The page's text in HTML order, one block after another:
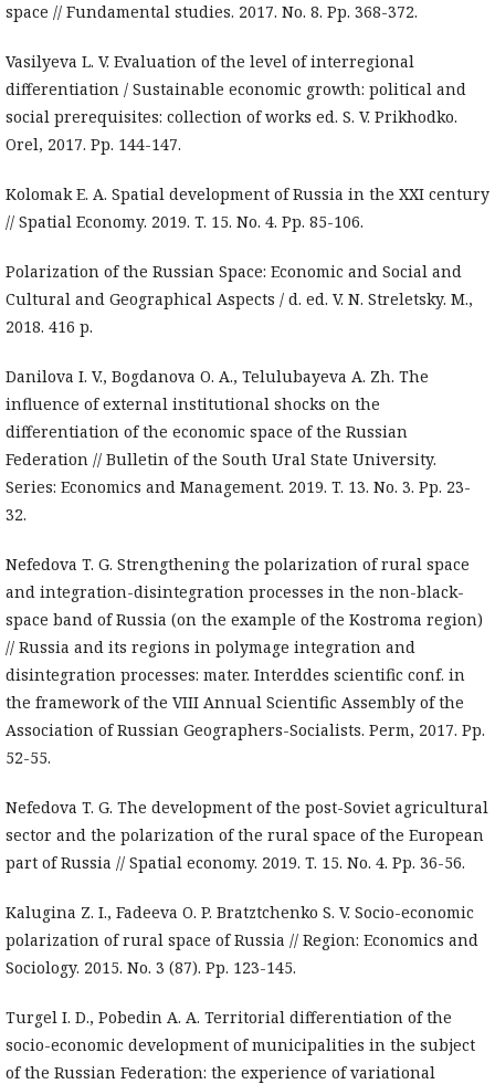
space // Fundamental studies. 2017. No. 8. Pp. 368-372.
Vasilyeva L. V. Evaluation of the level of interregional
differentiation / Sustainable economic growth: political and
social prerequisites: collection of works ed. S. V. Prikhodko.
Orel, 2017. Pp. 144-147.
Kolomak E. A. Spatial development of Russia in the XXI century
// Spatial Economy. 2019. T. 15. No. 4. Pp. 85-106.
Polarization of the Russian Space: Economic and Social and
Cultural and Geographical Aspects / d. ed. V. N. Streletsky. M.,
2018. 416 p.
Danilova I. V., Bogdanova O. A., Telulubayeva A. Zh. The
influence of external institutional shocks on the
differentiation of the economic space of the Russian
Federation // Bulletin of the South Ural State University.
Series: Economics and Management. 2019. T. 13. No. 3. Pp. 23-
32.
Nefedova T. G. Strengthening the polarization of rural space
and integration-disintegration processes in the non-black-
space band of Russia (on the example of the Kostroma region)
// Russia and its regions in polymage integration and
disintegration processes: mater. Interddes scientific conf. in
the framework of the VIII Annual Scientific Assembly of the
Association of Russian Geographers-Socialists. Perm, 2017. Pp.
52-55.
Nefedova T. G. The development of the post-Soviet agricultural
sector and the polarization of the rural space of the European
part of Russia // Spatial economy. 2019. T. 15. No. 4. Pp. 36-56.
Kalugina Z. I., Fadeeva O. P. Bratztchenko S. V. Socio-economic
polarization of rural space of Russia // Region: Economics and
Sociology. 2015. No. 3 (87). Pp. 123-145.
Turgel I. D., Pobedin A. A. Territorial differentiation of the
socio-economic development of municipalities in the subject
of the Russian Federation: the experience of variational